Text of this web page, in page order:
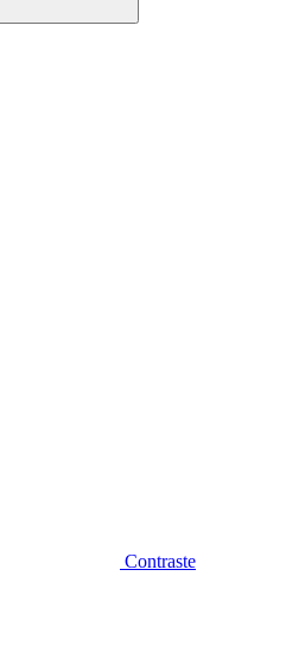
Contraste